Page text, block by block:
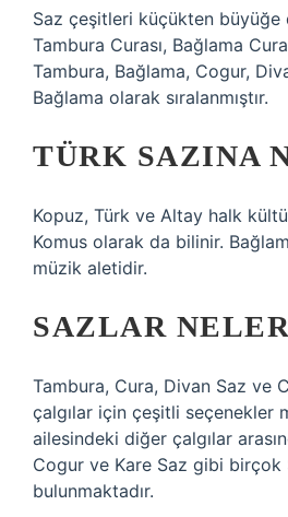
Saz çeşitleri küçükten büyüğe
Tambura Curası, Bağlama
Tambura, Bağlama, Cogur,
Bağlama olarak sıralanmıştır.
TÜRK SAZINA
Kopuz, Türk ve Altay halk
Komus olarak da bilinir.
müzik aletidir.
SAZLAR
Tambura, Cura, Divan Saz ve
çalgılar için çeşitli seçenekler
ailesindeki diğer çalgılar
Cogur ve Kare Saz gibi birçok
bulunmaktadır.